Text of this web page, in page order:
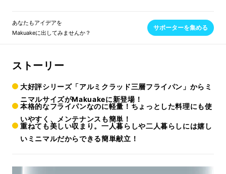
あなたもアイデアを
Makuakeに出してみませんか？
サポーターを集める
ストーリー
大好評シリーズ「アルミクラッド三層フライパン」からミ
ニマルサイズがMakuakeに新登場！
本格的なフライパンなのに軽量！ちょっとした料理にも使
いやすく、メンテナンスも簡単！
重ねても美しい収まり。一人暮らしや二人暮らしには嬉し
いミニマルだからできる簡単献立！